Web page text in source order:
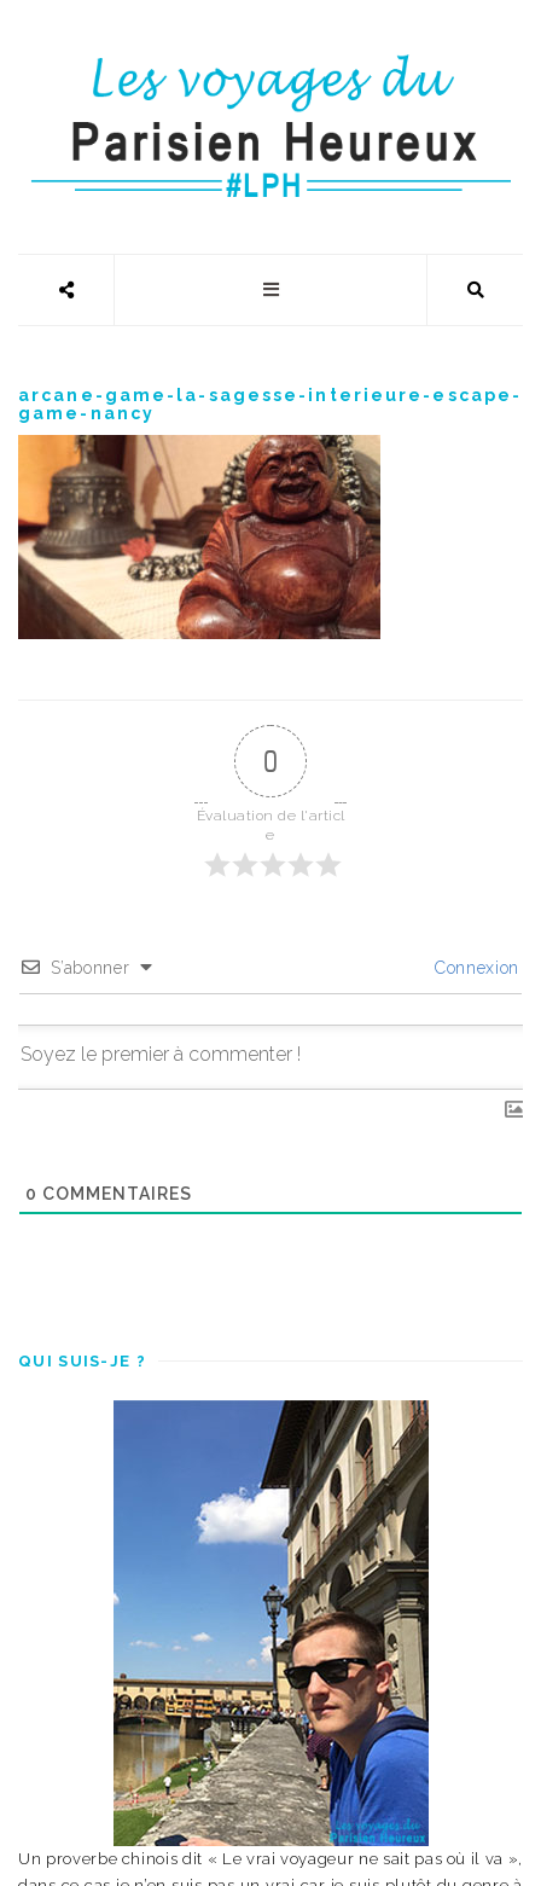
arcane-game-la-sagesse-interieure-escape-
game-nancy
0
Évaluation de l'articl
e
S’abonner Connexion
0 COMMENTAIRES
QUI SUIS-JE ?
Un proverbe chinois dit « Le vrai voyageur ne sait pas où il va »,